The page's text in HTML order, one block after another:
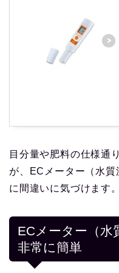
目分量や肥料の仕様通
が、ECメーター（水
に間違いに気づけます。
ECメーター（水
非常に簡単